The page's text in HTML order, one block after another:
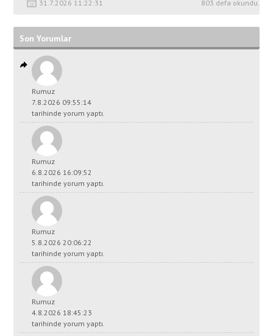
31.7.2026 11:22:31
803 defa okundu.
Son Yorumlar
Rumuz
7.8.2026 09:55:14
tarihinde yorum yaptı.
Rumuz
6.8.2026 16:09:52
tarihinde yorum yaptı.
Rumuz
5.8.2026 20:06:22
tarihinde yorum yaptı.
Rumuz
4.8.2026 18:45:23
tarihinde yorum yaptı.